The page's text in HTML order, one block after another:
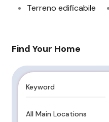
Terreno edificabile
Find Your Home
All Main Locations